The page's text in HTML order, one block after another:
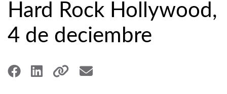
Hard Rock Hollywood,
4 de deciembre